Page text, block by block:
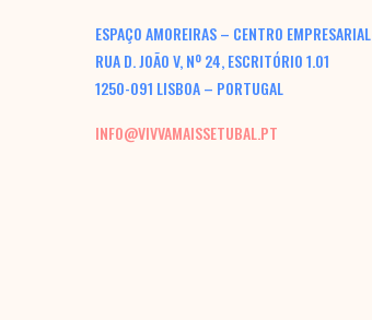
ESPAÇO AMOREIRAS – CENTRO EMPRESARIAL
RUA D. JOÃO V, Nº 24, ESCRITÓRIO 1.01
1250-091 LISBOA – PORTUGAL
INFO@VIVVAMAISSETUBAL.PT